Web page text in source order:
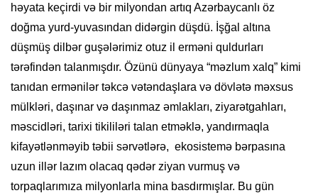
həyata keçirdi və bir milyondan artıq Azərbaycanlı öz
doğma yurd-yuvasından didərgin düşdü. İşğal altına
düşmüş dilbər guşələrimiz otuz il erməni quldurları
tərəfindən talanmışdır. Özünü dünyaya “məzlum xalq” kimi
tanıdan ermənilər təkcə vətəndaşlara və dövlətə məxsus
mülkləri, daşınar və daşınmaz əmlakları, ziyarətgahları,
məscidləri, tarixi tikililəri talan etməklə, yandırmaqla
kifayətlənməyib təbii sərvətlərə, ekosistemə bərpasına
uzun illər lazım olacaq qədər ziyan vurmuş və
torpaqlarımıza milyonlarla mina basdırmışlar. Bu gün